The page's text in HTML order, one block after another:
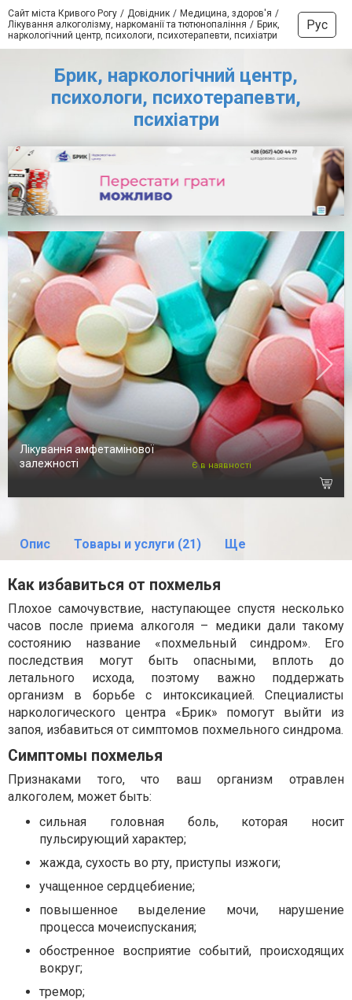
Сайт міста Кривого Рогу Довідник
Медицина, здоров'я
Лікування алкоголізму, наркоманії та тютюнопаління
Брик,
наркологічний центр, психологи, психотерапевти, психіатри
Рус
Брик, наркологічний центр,
психологи, психотерапевти,
психіатри
Лікування амфетамінової
залежності
Є в наявності
Опис Товары и услуги (21) Ще
Как избавиться от похмелья
Плохое самочувствие, наступающее спустя несколько
часов после приема алкоголя – медики дали такому
состоянию название «похмельный синдром». Его
последствия могут быть опасными, вплоть до
летального исхода, поэтому важно поддержать
организм в борьбе с интоксикацией. Специалисты
наркологического центра «Брик» помогут выйти из
запоя, избавиться от симптомов похмельного синдрома.
Симптомы похмелья
Признаками того, что ваш организм отравлен
алкоголем, может быть:
сильная головная боль, которая носит
пульсирующий характер;
жажда, сухость во рту, приступы изжоги;
учащенное сердцебиение;
повышенное выделение мочи, нарушение
процесса мочеиспускания;
обостренное восприятие событий, происходящих
вокруг;
тремор;